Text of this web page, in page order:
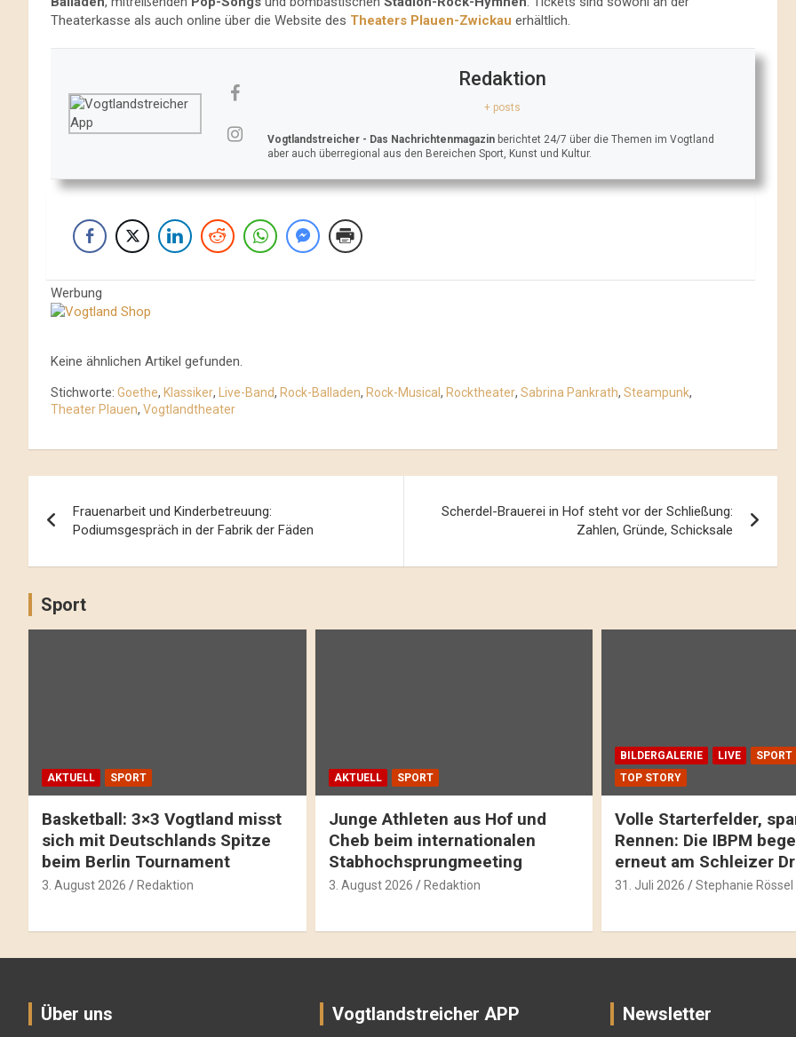
Theaterkasse als auch online über die Website des Theaters Plauen-Zwickau erhältlich.
Redaktion
+ posts
Vogtlandstreicher - Das Nachrichtenmagazin berichtet 24/7 über die Themen im Vogtland
aber auch überregional aus den Bereichen Sport, Kunst und Kultur.
Werbung
Keine ähnlichen Artikel gefunden.
Stichworte: Goethe, Klassiker, Live-Band, Rock-Balladen, Rock-Musical, Rocktheater, Sabrina Pankrath, Steampunk,
Theater Plauen, Vogtlandtheater
Navigation
Frauenarbeit und Kinderbetreuung:
Podiumsgespräch in der Fabrik der Fäden
Scherdel-Brauerei in Hof steht vor der Schließung:
Zahlen, Gründe, Schicksale
Sport
AKTUELL SPORT
Basketball: 3×3 Vogtland misst
sich mit Deutschlands Spitze
beim Berlin Tournament
3. August 2026 Redaktion
AKTUELL SPORT
Junge Athleten aus Hof und
Cheb beim internationalen
Stabhochsprungmeeting
3. August 2026 Redaktion
BILDERGALERIE LIVE
SPORT
TOP STORY
Volle Starterfelder,
Rennen: Die IBPM
erneut am Schleizer
31. Juli 2026 Stephanie Rössel
Über uns Vogtlandstreicher APP Newsletter